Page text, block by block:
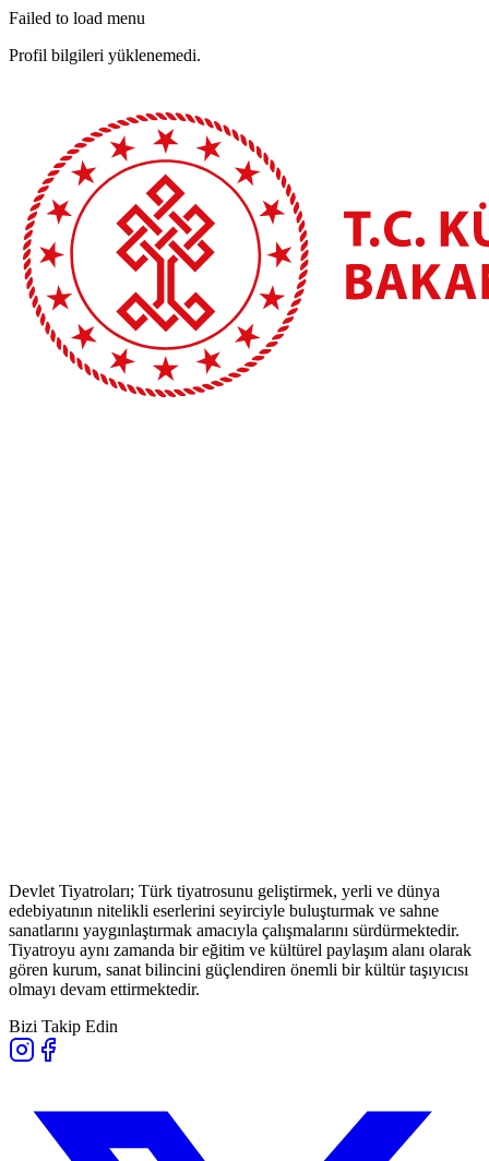
Failed to load menu
Profil bilgileri yüklenemedi.
Devlet Tiyatroları; Türk tiyatrosunu geliştirmek, yerli ve dünya
edebiyatının nitelikli eserlerini seyirciyle buluşturmak ve sahne
sanatlarını yaygınlaştırmak amacıyla çalışmalarını sürdürmektedir.
Tiyatroyu aynı zamanda bir eğitim ve kültürel paylaşım alanı olarak
gören kurum, sanat bilincini güçlendiren önemli bir kültür taşıyıcısı
olmayı devam ettirmektedir.
Bizi Takip Edin